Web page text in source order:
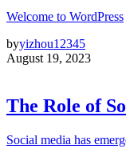
Welcome to WordPress
byyizhou12345
August 19, 2023
The Role of
Social media has